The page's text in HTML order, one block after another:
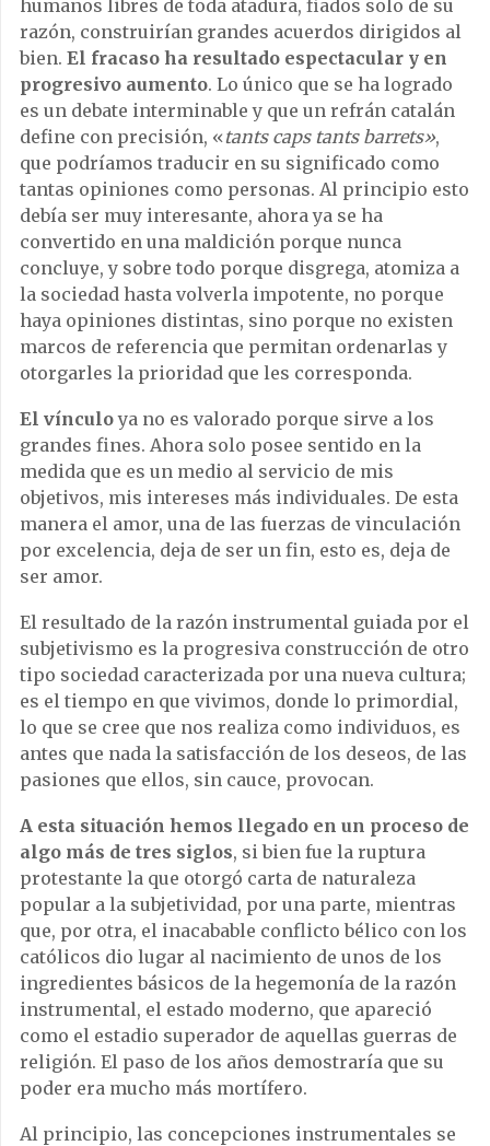
humanos libres de toda atadura, fiados solo de su
razón, construirían grandes acuerdos dirigidos al
bien. El fracaso ha resultado espectacular y en
progresivo aumento. Lo único que se ha logrado
es un debate interminable y que un refrán catalán
define con precisión, «tants caps tants barrets»,
que podríamos traducir en su significado como
tantas opiniones como personas. Al principio esto
debía ser muy interesante, ahora ya se ha
convertido en una maldición porque nunca
concluye, y sobre todo porque disgrega, atomiza a
la sociedad hasta volverla impotente, no porque
haya opiniones distintas, sino porque no existen
marcos de referencia que permitan ordenarlas y
otorgarles la prioridad que les corresponda.
El vínculoya no es valorado porque sirve a los
grandes fines. Ahora solo posee sentido en la
medida que es un medio al servicio de mis
objetivos, mis intereses más individuales. De esta
manera el amor, una de las fuerzas de vinculación
por excelencia, deja de ser un fin, esto es, deja de
ser amor.
El resultado de la razón instrumental guiada por el
subjetivismo es la progresiva construcción de otro
tipo sociedad caracterizada por una nueva cultura;
es el tiempo en que vivimos, donde lo primordial,
lo que se cree que nos realiza como individuos, es
antes que nada la satisfacción de los deseos, de las
pasiones que ellos, sin cauce, provocan.
A esta situación hemos llegado en un proceso de
algo más de tres siglos, si bien fue la ruptura
protestante la que otorgó carta de naturaleza
popular a la subjetividad, por una parte, mientras
que, por otra, el inacabable conflicto bélico con los
católicos dio lugar al nacimiento de unos de los
ingredientes básicos de la hegemonía de la razón
instrumental, el estado moderno, que apareció
como el estadio superador de aquellas guerras de
religión. El paso de los años demostraría que su
poder era mucho más mortífero.
Al principio, las concepciones instrumentales se